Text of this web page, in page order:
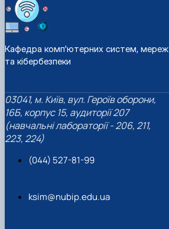
Кафедра комп'ютерних систем, мереж
та кібербезпеки
03041, м. Київ, вул. Героїв оборони,
16Б, корпус 15, аудиторії 207
(навчальні лабораторії - 206, 211,
223, 224)
(044) 527-81-99
ksim@nubip.edu.ua